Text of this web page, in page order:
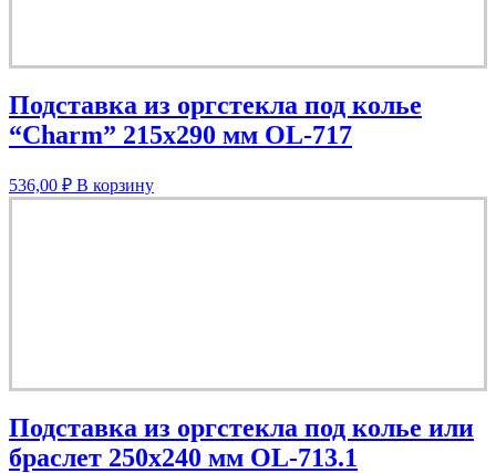
Подставка из оргстекла под колье
“Charm” 215х290 мм OL-717
536,00 ₽ В корзину
Подставка из оргстекла под колье или
браслет 250х240 мм OL-713.1